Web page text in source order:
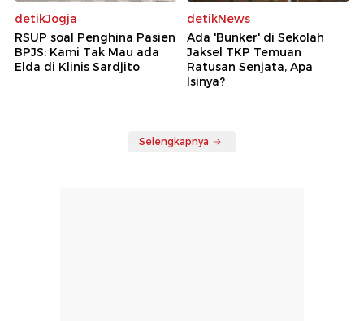
detikJogja
RSUP soal Penghina Pasien
BPJS: Kami Tak Mau ada
Elda di Klinis Sardjito
detikNews
Ada 'Bunker' di Sekolah
Jaksel TKP Temuan
Ratusan Senjata, Apa
Isinya?
Selengkapnya